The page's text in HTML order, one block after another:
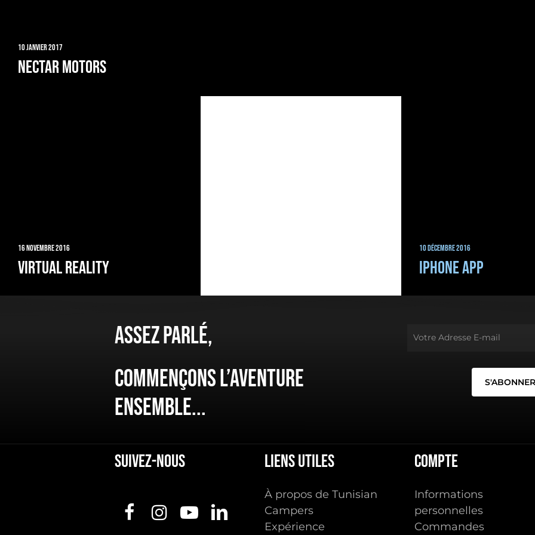
10 janvier 2017
Nectar Motors
10 décembre 2016
iPhone App
16 novembre 2016
Virtual Reality
Assezparlé,
Commençonsl’aventure
ensemble...
Suivez-nous Liensutiles
À propos de Tunisian
Campers
Expérience
Compte
Informations
personnelles
Commandes